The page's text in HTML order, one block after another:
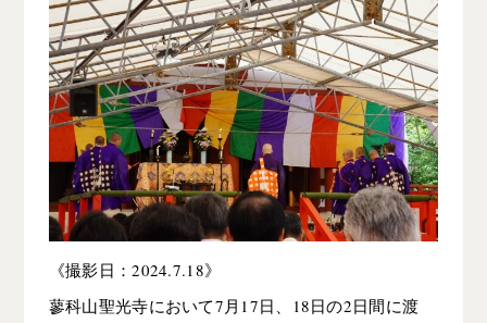
《撮影日：2024.7.18》
蓼科山聖光寺において7月17日、18日の2日間に渡